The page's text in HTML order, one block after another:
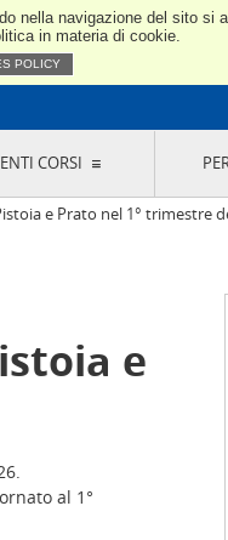
nella navigazione del sito si
in materia di cookie.
POLICY
Nord
RETE
LE SOCIETÀ
CORSI
CORSIe Prato nel 1° trimestre
e
al 1°